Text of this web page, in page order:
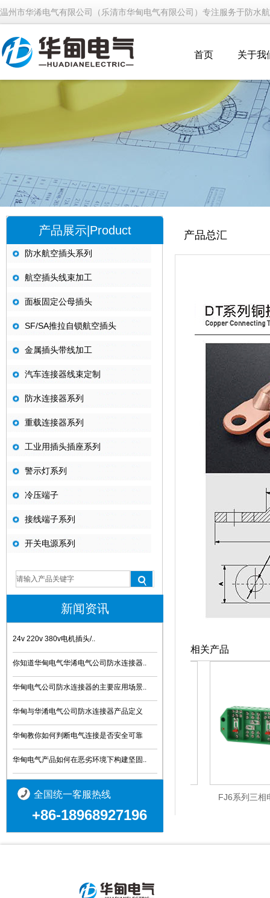
温州市华浠电气有限公司（乐清市华甸电气有限公司）专注服务于防水
首页 关于我
产品展示|Product
防水航空插头系列
航空插头线束加工
面板固定公母插头
SF/SA推拉自锁航空插头
金属插头带线加工
汽车连接器线束定制
防水连接器系列
重载连接器系列
工业用插头插座系列
警示灯系列
冷压端子
接线端子系列
开关电源系列
新闻资讯
24v 220v 380v电机插头/..
你知道华甸电气华浠电气公司防水连接器..
华甸电气公司防水连接器的主要应用场景..
华甸与华淆电气公司防水连接器产品定义
华甸教你如何判断电气连接是否安全可靠
华甸电气产品如何在恶劣环境下构建坚固..
全国统一客服热线
+86-18968927196
产品总汇
相关产品
大功率分线盒 FJ6系列三相